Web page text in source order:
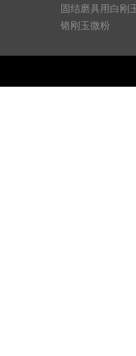
固结磨具用白刚
铬刚玉微粉